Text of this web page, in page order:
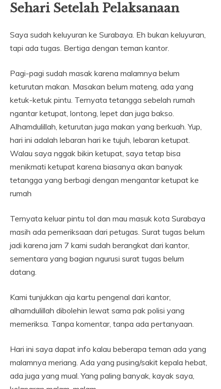
Sehari Setelah Pelaksanaan
Saya sudah keluyuran ke Surabaya. Eh bukan keluyuran,
tapi ada tugas. Bertiga dengan teman kantor.
Pagi-pagi sudah masak karena malamnya belum
keturutan makan. Masakan belum mateng, ada yang
ketuk-ketuk pintu. Ternyata tetangga sebelah rumah
ngantar ketupat, lontong, lepet dan juga bakso.
Alhamdulillah, keturutan juga makan yang berkuah. Yup,
hari ini adalah lebaran hari ke tujuh, lebaran ketupat.
Walau saya nggak bikin ketupat, saya tetap bisa
menikmati ketupat karena biasanya akan banyak
tetangga yang berbagi dengan mengantar ketupat ke
rumah
Ternyata keluar pintu tol dan mau masuk kota Surabaya
masih ada pemeriksaan dari petugas. Surat tugas belum
jadi karena jam 7 kami sudah berangkat dari kantor,
sementara yang bagian ngurusi surat tugas belum
datang.
Kami tunjukkan aja kartu pengenal dari kantor,
alhamdulillah dibolehin lewat sama pak polisi yang
memeriksa. Tanpa komentar, tanpa ada pertanyaan.
Hari ini saya dapat info kalau beberapa teman ada yang
malamnya meriang. Ada yang pusing/sakit kepala hebat,
ada juga yang mual. Yang paling banyak, kayak saya,